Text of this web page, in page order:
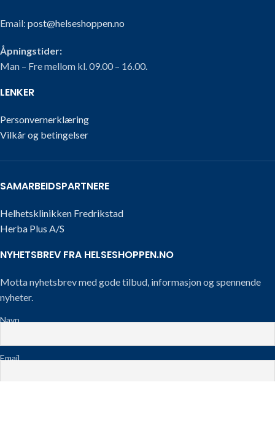
Email: post@helseshoppen.no
Åpningstider:
Man – Fre mellom kl. 09.00 – 16.00.
LENKER
Personvernerklæring
Vilkår og betingelser
SAMARBEIDSPARTNERE
Helhetsklinikken Fredrikstad
Herba Plus A/S
NYHETSBREV FRA HELSESHOPPEN.NO
Motta nyhetsbrev med gode tilbud, informasjon og spennende
nyheter.
Navn
Email